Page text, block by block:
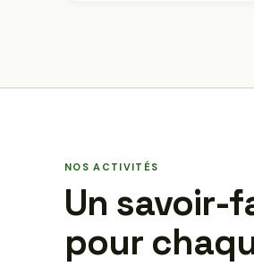
NOS ACTIVITÉS
Un savoir-
pour